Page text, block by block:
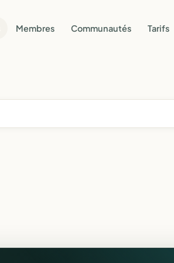
Membres Communautés Tarifs